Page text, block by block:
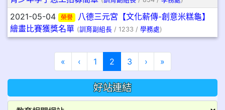
2021-05-04 榮譽
八德三元宮【文化薪傳-創意米糕龜】
繪畫比賽獲獎名單 (訓育副組長 / 1233 / 學務處)
« 第一頁
‹上一頁
1 2(目前頁次)
3 ›下一頁
»最後頁
好站連結